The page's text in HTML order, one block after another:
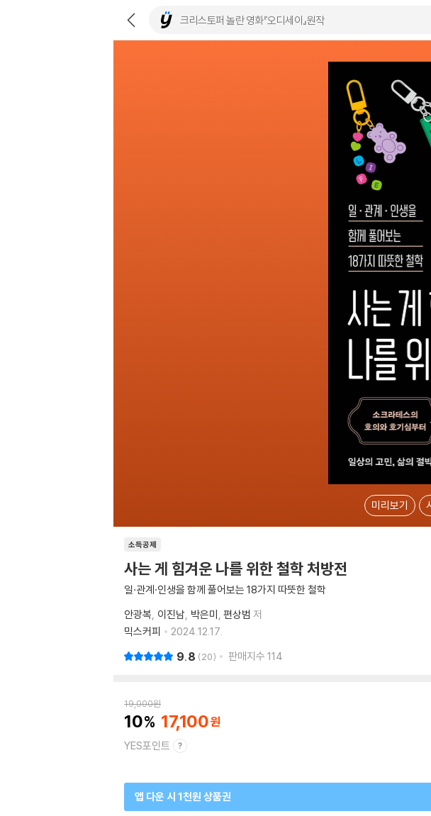
미리보기
소득공제
사는 게 힘겨운 나를 위한 철학 처방전
일·관계·인생을 함께 풀어보는 18가지 따뜻한 철학
안광복 이진남 박은미 편상범 저
믹스커피
2024.12.17.
9.8 20 판매지수 114
19,000원
10 17,100
YES포인트
앱 다운 시 1천원 상품권